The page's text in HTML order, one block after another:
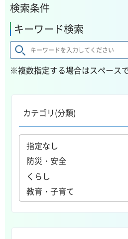
検索条件
キーワード検索
※複数指定する場合はスペース
カテゴリ(分類)